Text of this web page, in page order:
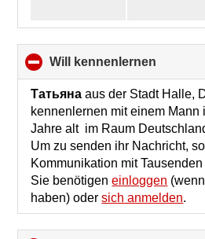
will kennenlernen
to
Татьяна aus der Stadt Halle,
kennenlernen mit einem Mann
Jahre alt im Raum
Um zu senden ihr Nachricht,
Kommunikation mit
Sie benötigeneinloggen
haben) odersich anmelden.